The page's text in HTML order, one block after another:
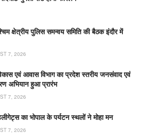
क्षेत्रीय पुलिस समन्वय समिति की बैठक इंदौर में
7, 2026
एवं आवास विभाग का प्रदेश स्तरीय जनसंवाद एवं
अभियान हुआ प्रारंभ
7, 2026
का भोपाल के पर्यटन स्थलों ने मोहा मन
7, 2026